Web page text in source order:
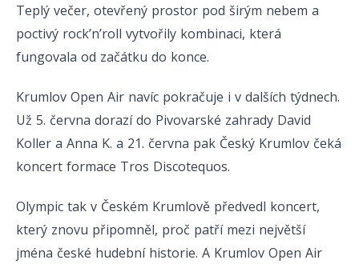
Teplý večer, otevřený prostor pod širým nebem a
poctivý rock’n’roll vytvořily kombinaci, která
fungovala od začátku do konce.
Krumlov Open Air navíc pokračuje i v dalších týdnech.
Už 5. června dorazí do Pivovarské zahrady David
Koller a Anna K. a 21. června pak Český Krumlov čeká
koncert formace Tros Discotequos.
Olympic tak v Českém Krumlově předvedl koncert,
který znovu připomněl, proč patří mezi největší
jména české hudební historie. A Krumlov Open Air